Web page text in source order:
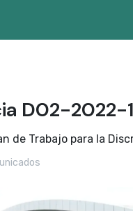
D02-2022-
de Trabajo para la